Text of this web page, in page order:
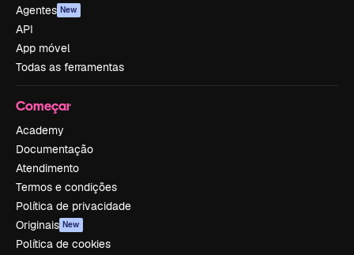
Agentes New
API
App móvel
Todas as ferramentas
Começar
Academy
Documentação
Atendimento
Termos e condições
Política de privacidade
Originais New
Política de cookies